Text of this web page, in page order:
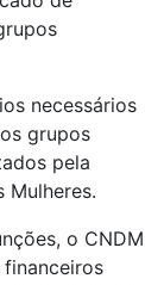
necessários
grupos
pela
Mulheres.
o CNDM